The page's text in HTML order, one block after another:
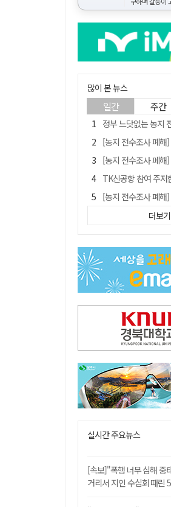
많이 본 뉴스
일간 주간
정부 느닷없는 농지 전수조사…농촌
[농지 전수조사 폐해] '쌀 받고 논
[농지 전수조사 폐해] 농지값도 흔들리나…"
TK신공항 참여 주저한 LH, 광
[농지 전수조사 폐해] 실경작농
[단독] 김영수 "국방부 청문준비
청도군정 '두 시어머니'
홈플러스 다시 문 연다… 대구경
"상법개정해도 주주가 '봉'"…하이닉스 솔리
더보기
실시간 주요뉴스
[속보]"폭행 너무 심해
거리서 지인 수십회 때린